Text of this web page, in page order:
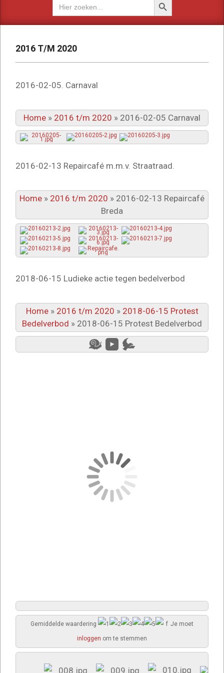
naar:
2016 T/M 2020
2016-02-05. Carnaval
Home » 2016 t/m 2020 » 2016-02-05 Carnaval
2016-02-13 Repaircafé m.m.v. Straatraad.
Home » 2016 t/m 2020 » 2016-02-13 Repaircafé
Breda
2018-06-15 Ludieke actie tegen bedelverbod
Home» 2016 t/m 2020 » 2018-06-15 Protest
Bedelverbod » 2018-06-15 Protest Bedelverbod
Gemiddelde waardering Je moet
inloggen om te stemmen